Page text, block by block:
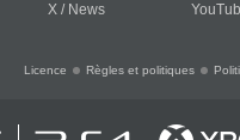
X / News
Licence Règles et politiques